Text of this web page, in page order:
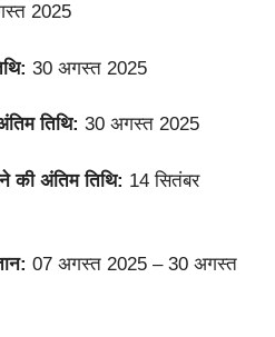
2025
30 अगस्त 2025
तिथि: 30 अगस्त 2025
की अंतिम तिथि: 14 सितंबर
07 अगस्त 2025 – 30 अगस्त